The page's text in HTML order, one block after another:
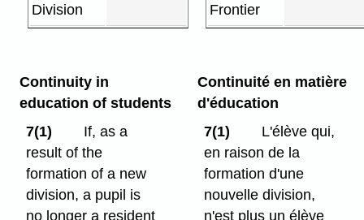
Division Frontier
Continuity in
education of students
7(1)
If, as a
result of the
formation of a new
division, a pupil is
no longer a resident
Continuité en matière
d'éducation
7(1)
L'élève qui,
en raison de la
formation d'une
nouvelle division,
n'est plus un élève